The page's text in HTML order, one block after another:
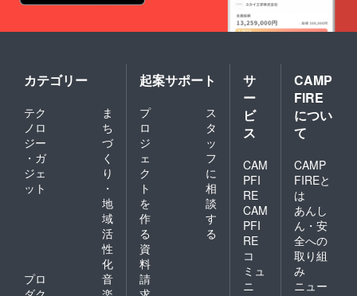
カテゴリー
テク
ノロ
ジー
・ガ
ジェ
ット
ま
ち
づ
く
り
・
地
域
活
性
化
プロ
音
起案サポート
プ
ロ
ジ
ェ
ク
ト
を
作
る
ス
タ
ッ
フ
に
相
談
す
る
資
料
請
サ
ー
ビ
ス
CAM
PFI
RE
CAM
PFI
RE
コ
ミュ
ニ
CAMP
FIRE
につい
て
CAMP
FIREと
は
あんし
ん・安
全への
取り組
み
ニュー